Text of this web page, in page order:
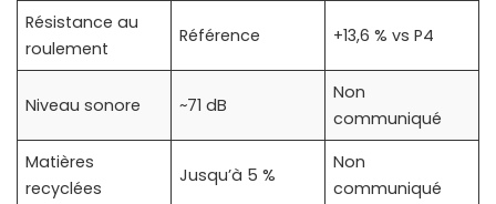
Résistance au
roulement
Référence +13,6 % vs P4
Niveau sonore ~71 dB
Non
communiqué
Matières
recyclées
Jusqu’à 5 %
Non
communiqué